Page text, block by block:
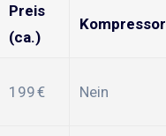
Preis
(ca.)
Kompressor
199 € Nein